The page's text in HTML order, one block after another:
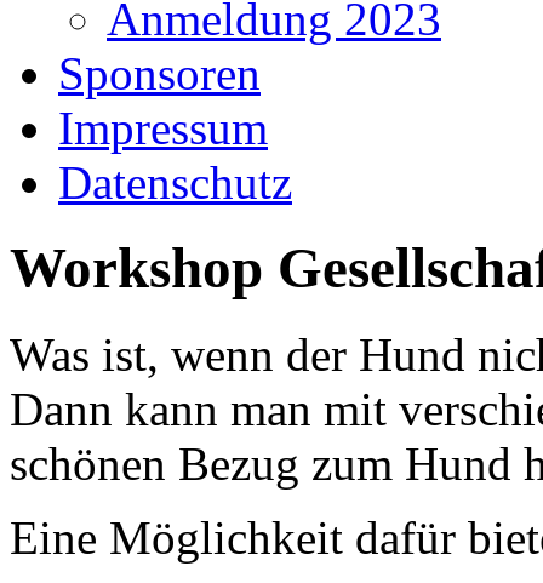
Anmeldung 2023
Sponsoren
Impressum
Datenschutz
Workshop
Was ist, wenn der Hund
Dann kann man mit
schönen Bezug zum Hund
Eine Möglichkeit dafür